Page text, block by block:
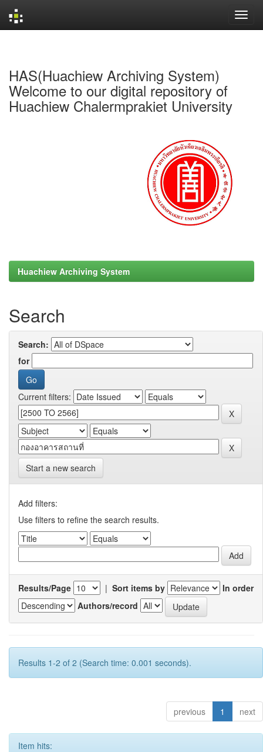
HAS(Huachiew Archiving System)
Welcome to our digital repository of
Huachiew Chalermprakiet University
Huachiew Archiving System
Search
Search:
for
Current filters:
Start a new search
Add filters:
Use filters to refine the search results.
Results/Page | Sort items by
In order
Authors/record
Results 1-2 of 2 (Search time: 0.001 seconds).
previous 1 next
Item hits: